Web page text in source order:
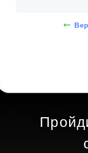
На встрече с
короба,